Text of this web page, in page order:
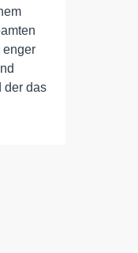
enger
der das